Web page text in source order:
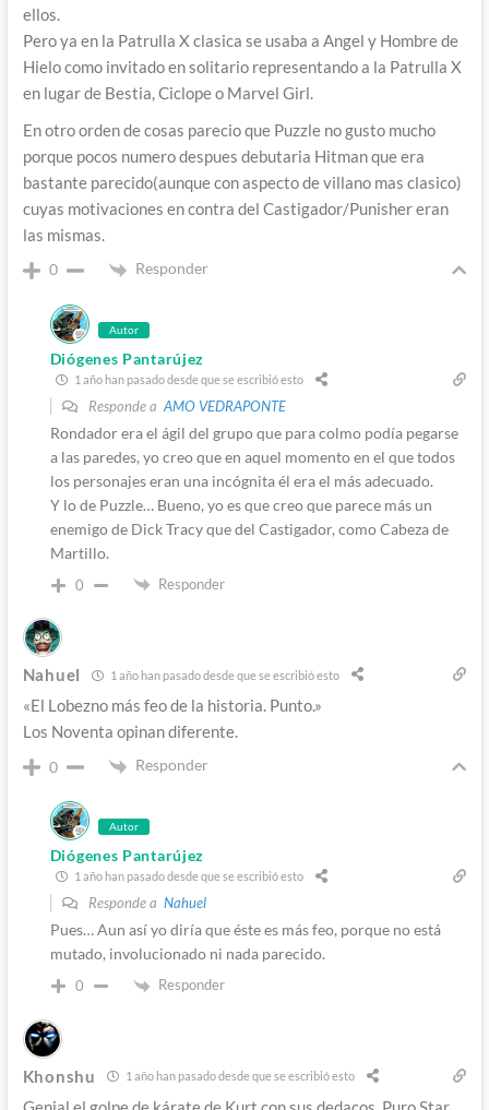
ellos.
Pero ya en la Patrulla X clasica se usaba a Angel y Hombre de
Hielo como invitado en solitario representando a la Patrulla X
en lugar de Bestia, Ciclope o Marvel Girl.
En otro orden de cosas parecio que Puzzle no gusto mucho
porque pocos numero despues debutaria Hitman que era
bastante parecido(aunque con aspecto de villano mas clasico)
cuyas motivaciones en contra del Castigador/Punisher eran
las mismas.
0 Responder
Autor
Diógenes Pantarújez
1 año han pasado desde que se escribió esto
Responde a AMO VEDRAPONTE
Rondador era el ágil del grupo que para colmo podía pegarse
a las paredes, yo creo que en aquel momento en el que todos
los personajes eran una incógnita él era el más adecuado.
Y lo de Puzzle… Bueno, yo es que creo que parece más un
enemigo de Dick Tracy que del Castigador, como Cabeza de
Martillo.
0 Responder
Nahuel 1 año han pasado desde que se escribió esto
«El Lobezno más feo de la historia. Punto.»
Los Noventa opinan diferente.
0 Responder
Autor
Diógenes Pantarújez
1 año han pasado desde que se escribió esto
Responde a Nahuel
Pues… Aun así yo diría que éste es más feo, porque no está
mutado, involucionado ni nada parecido.
0 Responder
Khonshu 1 año han pasado desde que se escribió esto